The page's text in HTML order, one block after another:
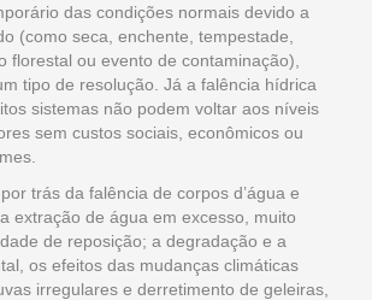
das condições normais devido a
(como seca, enchente, tempestade,
florestal ou evento de contaminação),
tipo de resolução. Já a falência hídrica
sistemas não podem voltar aos níveis
sem custos sociais, econômicos ou
trás da falência de corpos d’água e
extração de água em excesso, muito
de reposição; a degradação e a
os efeitos das mudanças climáticas
irregulares e derretimento de geleiras,